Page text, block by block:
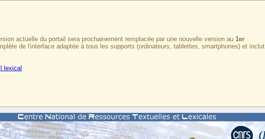
actuelle du portail sera prochainement remplacée par une nouvelle version au 1er
de l'interface adaptée à tous les supports (ordinateurs, tablettes, smartphones) et inclut
lexical